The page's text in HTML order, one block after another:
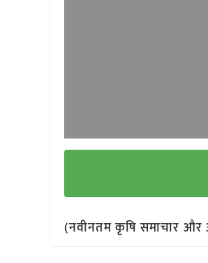
(नवीनतम कृषि समाचार